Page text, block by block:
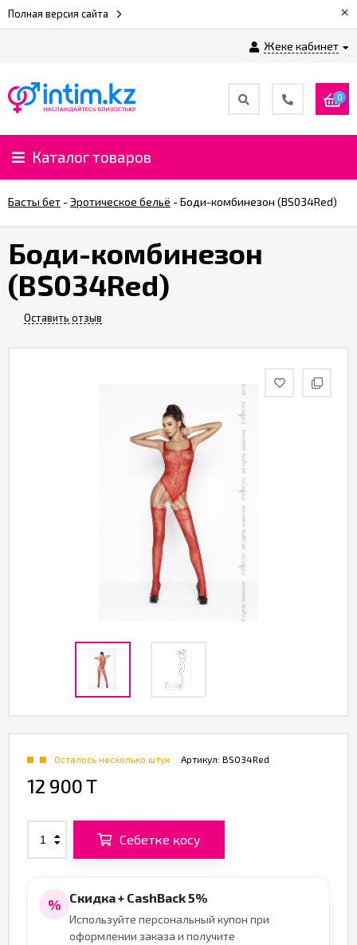
Полная версия сайта ×
Жеке кабинет
0
Каталог товаров
Басты бет -Эротическое бельё -Боди-комбинезон (BS034Red)
Боди-комбинезон
(BS034Red)
Оставить отзыв
Артикул: BS034Red
Осталось несколько штук
12 900 T
Себетке қосу
% Скидка + CashBack 5%
Используйте персональный купон при
оформлении заказа и получите